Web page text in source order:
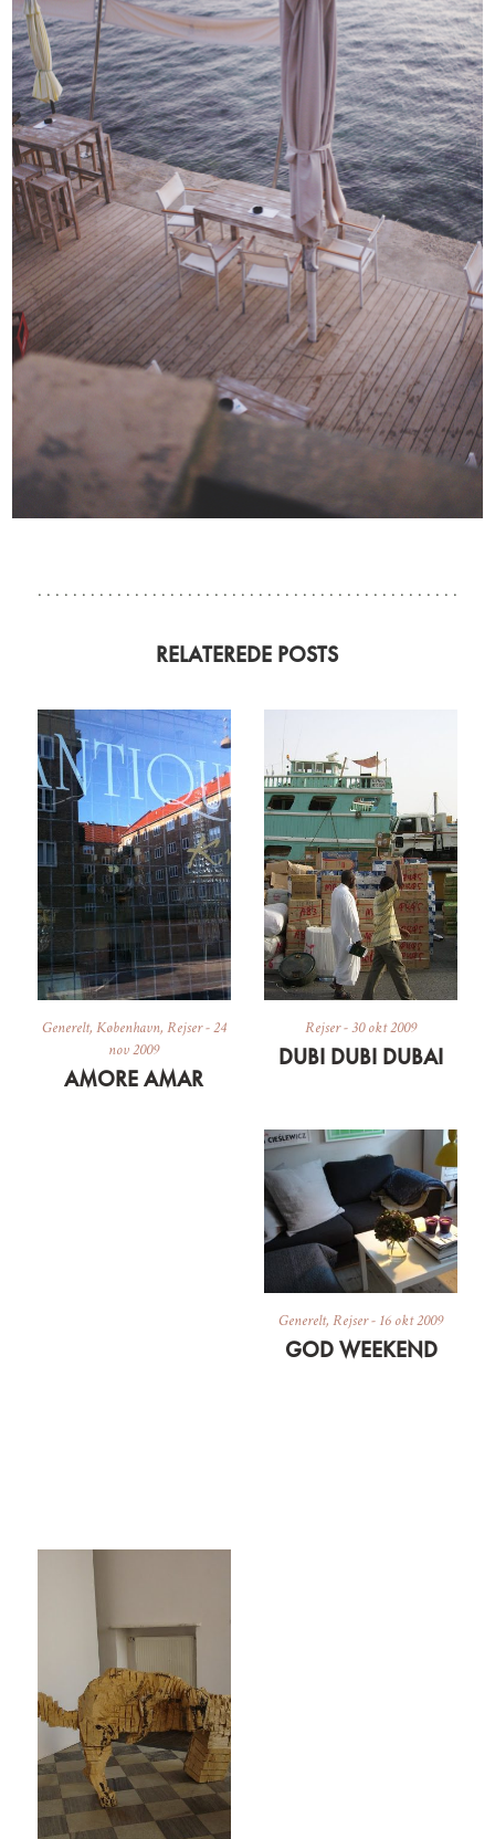
RELATEREDE POSTS
Generelt, København, Rejser-24
nov 2009
AMORE AMAR
Rejser-30 okt 2009
DUBI DUBI DUBAI
Generelt,Rejser- 16 okt 2009
GOD WEEKEND